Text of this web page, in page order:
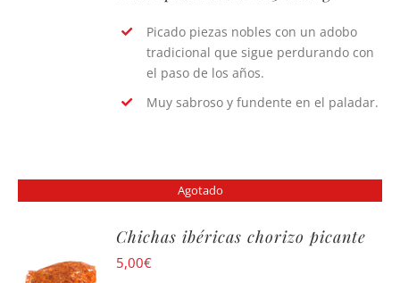
Picado piezas nobles con un adobo
tradicional que sigue perdurando con
el paso de los años.
Muy sabroso y fundente en el paladar.
Agotado
Chichas ibéricas chorizo picante
5,00€